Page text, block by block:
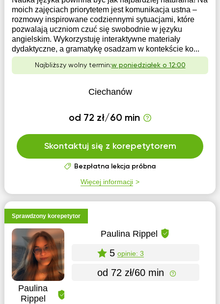
moich zajęciach priorytetem jest komunikacja ustna –
rozmowy inspirowane codziennymi sytuacjami, które
pozwalają uczniom czuć się swobodnie w języku
angielskim. Wykorzystuję interaktywne materiały
dydaktyczne, a gramatykę osadzam w kontekście ko...
Najbliższy wolny termin:w poniedziałek o 12:00
Ciechanów
od 72 zł/60 min
Skontaktuj się z korepetytorem
Bezpłatna lekcja próbna
Więcej informacji
Sprawdzony korepetytor
Paulina
Rippel
Paulina Rippel
5 opinie: 3
od 72 zł/60 min